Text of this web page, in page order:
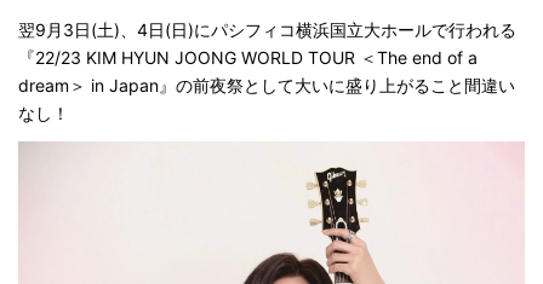
翌9月3日(土)、4日(日)にパシフィコ横浜国立大ホールで行われる
『22/23 KIM HYUN JOONG WORLD TOUR ＜The end of a
dream＞ in Japan』の前夜祭として大いに盛り上がること間違い
なし！